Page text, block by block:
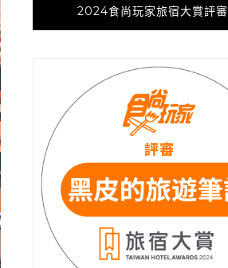
2024食尚玩家旅宿大賞評審